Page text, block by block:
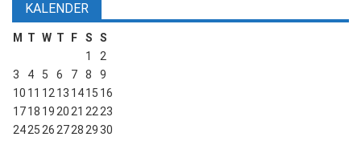
KALENDER
M T W T F S S
1
2
3
4 5 6 7 8
9
10 11 1213 1415 16
1718 192021 2223
24252627282930